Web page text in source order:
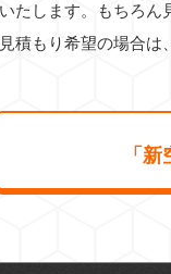
たします。もちろ
積もり希望の場合
「